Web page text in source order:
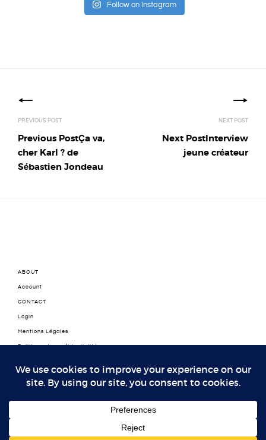
Follow on Instagram
navigation
Previous PostÇa va,
cher Karl ? de
Sébastien Jondeau
Next PostInterview
jeune créateur
ABOUT
Account
CONTACT
Login
Mentions Légales
Politique de confidentialité